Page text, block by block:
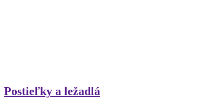
Postieľky a ležadlá